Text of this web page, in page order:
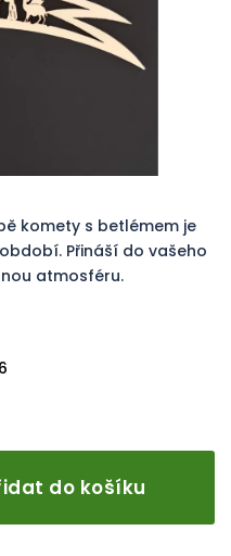
do košíku
komety s betlémem je
Přináší do vašeho
atmosféru.